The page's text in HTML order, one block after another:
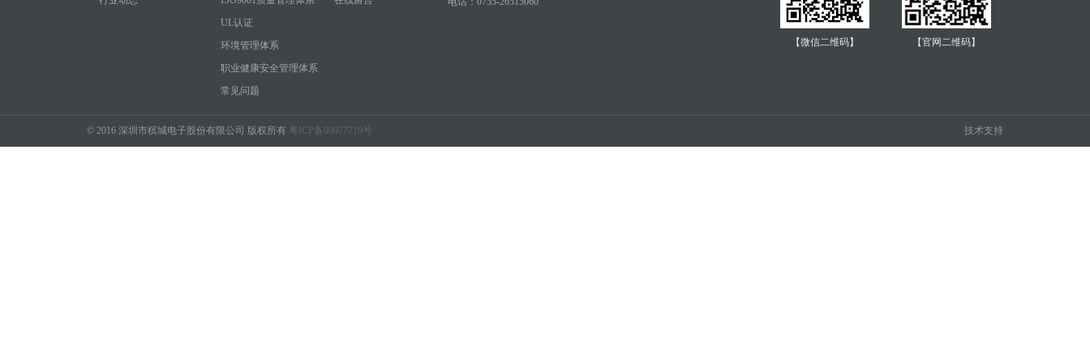
UL认证
环境管理体系
职业健康安全管理体系
常见问题
【官网二维码】
【微信二维码】
© 2016 深圳市槟城电子股份有限公司 版权所有 粤ICP备09077719号 技术支持